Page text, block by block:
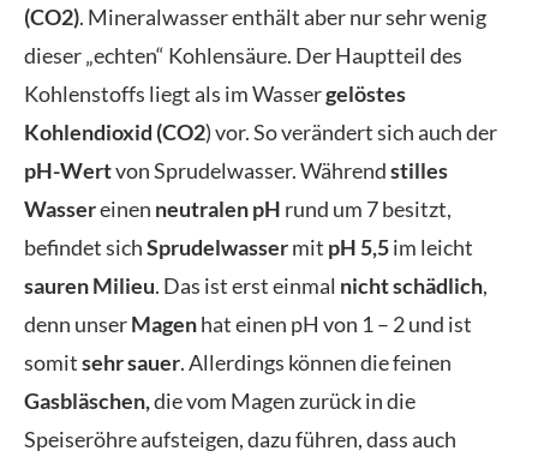
(CO2). Mineralwasser enthält aber nur sehr wenig
dieser „echten“ Kohlensäure. Der Hauptteil des
Kohlenstoffs liegt als im Wassergelöstes
Kohlendioxid (CO2) vor. So verändert sich auch der
pH-Wertvon Sprudelwasser. Währendstilles
Wassereinen neutralen pH rund um 7 besitzt,
befindet sichSprudelwassermit pH 5,5im leicht
sauren Milieu. Das ist erst einmal nicht schädlich,
denn unserMagenhat einen pH von 1 – 2 und ist
somitsehr sauer. Allerdings können die feinen
Gasbläschen,die vom Magen zurück in die
Speiseröhre aufsteigen, dazu führen, dass auch